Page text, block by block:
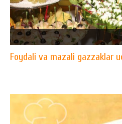
Foydali va mazali gazzaklar